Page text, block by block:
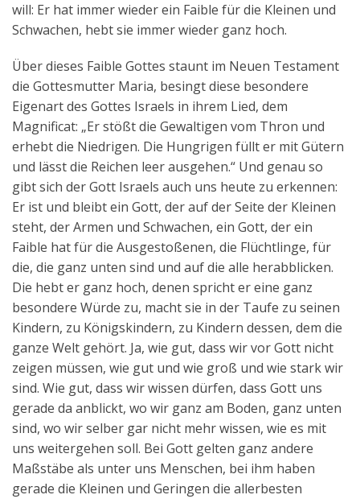
will: Er hat immer wieder ein Faible für die Kleinen und
Schwachen, hebt sie immer wieder ganz hoch.
Über dieses Faible Gottes staunt im Neuen Testament
die Gottesmutter Maria, besingt diese besondere
Eigenart des Gottes Israels in ihrem Lied, dem
Magnificat: „Er stößt die Gewaltigen vom Thron und
erhebt die Niedrigen. Die Hungrigen füllt er mit Gütern
und lässt die Reichen leer ausgehen.“ Und genau so
gibt sich der Gott Israels auch uns heute zu erkennen:
Er ist und bleibt ein Gott, der auf der Seite der Kleinen
steht, der Armen und Schwachen, ein Gott, der ein
Faible hat für die Ausgestoßenen, die Flüchtlinge, für
die, die ganz unten sind und auf die alle herabblicken.
Die hebt er ganz hoch, denen spricht er eine ganz
besondere Würde zu, macht sie in der Taufe zu seinen
Kindern, zu Königskindern, zu Kindern dessen, dem die
ganze Welt gehört. Ja, wie gut, dass wir vor Gott nicht
zeigen müssen, wie gut und wie groß und wie stark wir
sind. Wie gut, dass wir wissen dürfen, dass Gott uns
gerade da anblickt, wo wir ganz am Boden, ganz unten
sind, wo wir selber gar nicht mehr wissen, wie es mit
uns weitergehen soll. Bei Gott gelten ganz andere
Maßstäbe als unter uns Menschen, bei ihm haben
gerade die Kleinen und Geringen die allerbesten